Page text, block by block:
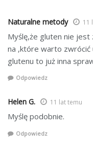
Naturalne metody 11
Myślę,że gluten nie jest
na ,które warto
glutenu to już inna
Odpowiedz
Helen G. 11 lat temu
Myślę podobnie.
Odpowiedz